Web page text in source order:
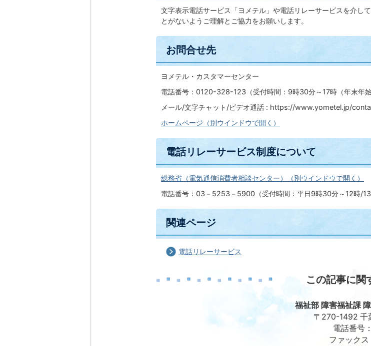
文字表示電話サービス「ヨメテル」や電話リレーサービスを介し
とがないようご理解とご協力をお願いします。
お問合せ先
ヨメテル・カスタマーセンター
電話番号：0120-328-123（受付時間：9時30分～17時（年末年始
メール/文字チャット/ビデオ通話 : https://www.yometel.jp/
ホームページ（別ウインドウで開く）
電話リレーサービス制度について
総務省（電気通信消費者相談センター）（別ウインドウで開く）
電話番号：03－5253－5900（受付時間：平日9時30分～12時/13
関連ページ
電話リレーサービス
この記事に関
福祉部 障害福祉課
〒270-1492 千
電話番号
ファック